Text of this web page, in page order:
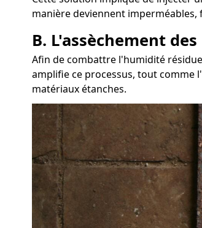
manière deviennent
B. L'assèchement
Afin de combattre l'humidité
amplifie ce processus, tout comme
matériaux étanches.